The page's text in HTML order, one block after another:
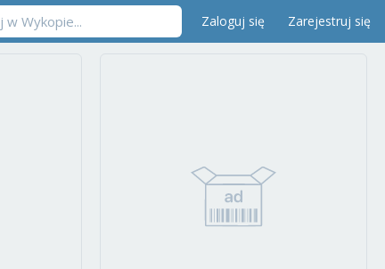
Zaloguj się Zarejestruj się